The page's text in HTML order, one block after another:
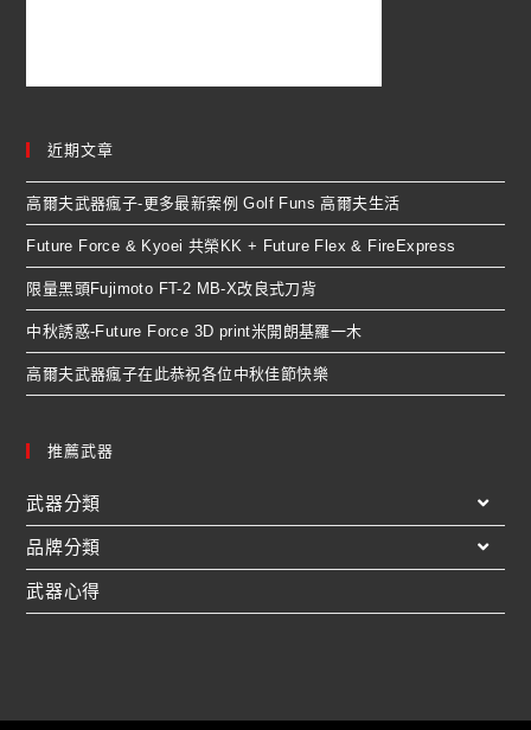
近期文章
高爾夫武器瘋子-更多最新案例 Golf Funs 高爾夫生活
Future Force & Kyoei 共榮KK + Future Flex & FireExpress
限量黑頭Fujimoto FT-2 MB-X改良式刀背
中秋誘惑-Future Force 3D print米開朗基羅一木
高爾夫武器瘋子在此恭祝各位中秋佳節快樂
推薦武器
武器分類
品牌分類
武器心得